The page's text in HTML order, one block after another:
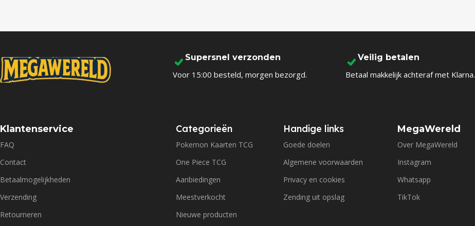
Supersnel verzonden
Voor 15:00 besteld, morgen bezorgd.
Veilig betalen
Betaal makkelijk achteraf met Klarna.
Klantenservice
FAQ
Contact
Betaalmogelijkheden
Verzending
Retourneren
Categorieën
Pokemon Kaarten TCG
One Piece TCG
Aanbiedingen
Meestverkocht
Nieuwe producten
Handige links
Goede doelen
Algemene voorwaarden
Privacy en cookies
Zending uit opslag
MegaWereld
Over MegaWereld
Instagram
Whatsapp
TikTok